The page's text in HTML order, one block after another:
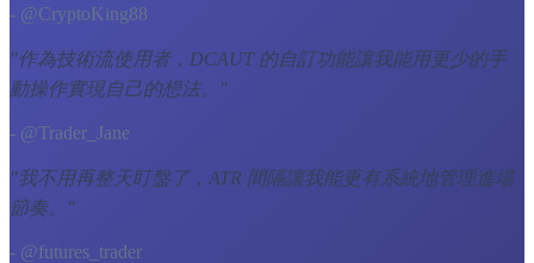
- @CryptoKing88
"作為技術流使用者，DCAUT 的自訂功能讓我能用更少的手
動操作實現自己的想法。
"
- @Trader_Jane
"我不用再整天盯盤了，ATR 間隔讓我能更有系統地管理進場
節奏。
"
- @futures_trader